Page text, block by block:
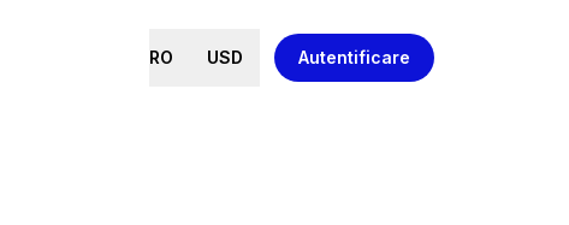
RO USD Autentificare